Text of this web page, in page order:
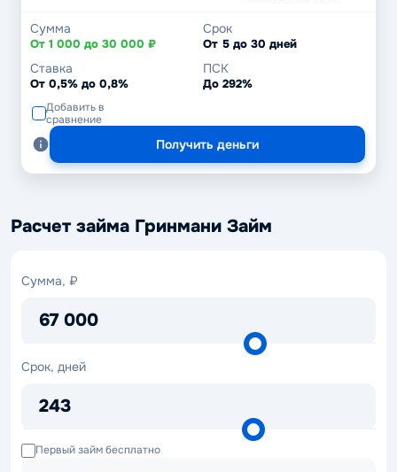
Сумма
От 1 000 до 30 000 ₽
Срок
От 5 до 30 дней
Ставка
От 0,5% до 0,8%
ПСК
До 292%
Добавить в
сравнение
Получить деньги
Расчет займа Гринмани Займ
Сумма, ₽
67 000
Сумма,
Срок, дней
243
Срок,
Первый займ бесплатно